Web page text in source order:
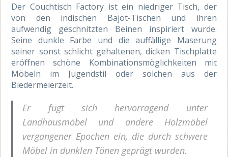
Der Couchtisch Factory ist ein niedriger Tisch, der
von den indischen Bajot-Tischen und ihren
aufwendig geschnitzten Beinen inspiriert wurde.
Seine dunkle Farbe und die auffällige Maserung
seiner sonst schlicht gehaltenen, dicken Tischplatte
eröffnen schöne Kombinationsmöglichkeiten mit
Möbeln im Jugendstil oder solchen aus der
Biedermeierzeit.
Er fügt sich hervorragend unter
Landhausmöbel und andere Holzmöbel
vergangener Epochen ein, die durch schwere
Möbel in dunklen Tönen geprägt wurden.